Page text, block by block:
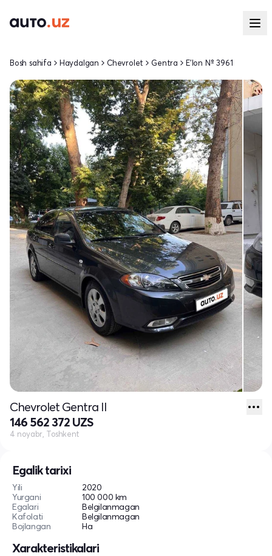
Egalik tarixi
Yili
2020
Yurgani
100 000 km
Egalari
Belgilanmagan
Kafolati
Belgilanmagan
Bojlangan
Ha
Xarakteristikalari
Bosh sahifa Haydalgan Chevrolet Gentra E'lon № 3961
Chevrolet Gentra II
146 562 372 UZS
4 noyabr, Toshkent